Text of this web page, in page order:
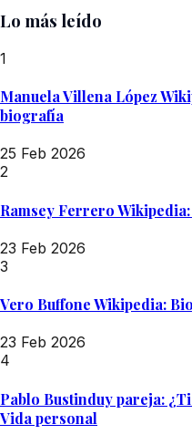
Lo más leído
1
Manuela Villena López
biografía
25 Feb 2026
2
Ramsey Ferrero
23 Feb 2026
3
Vero Buffone Wikipedia:
23 Feb 2026
4
Pablo Bustinduy pareja:
Vida personal